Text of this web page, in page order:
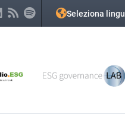
Seleziona